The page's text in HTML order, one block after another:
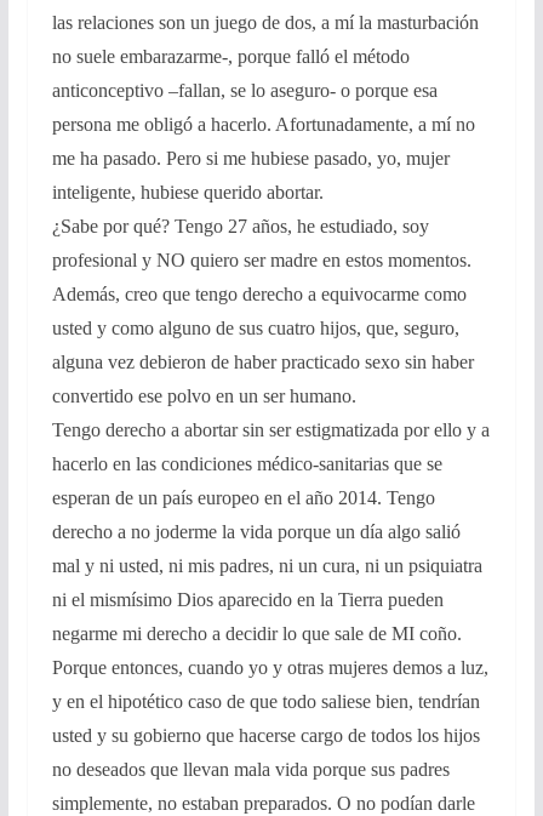
las relaciones son un juego de dos, a mí la masturbación
no suele embarazarme-, porque falló el método
anticonceptivo –fallan, se lo aseguro- o porque esa
persona me obligó a hacerlo. Afortunadamente, a mí no
me ha pasado. Pero si me hubiese pasado, yo, mujer
inteligente, hubiese querido abortar.
¿Sabe por qué? Tengo 27 años, he estudiado, soy
profesional y NO quiero ser madre en estos momentos.
Además, creo que tengo derecho a equivocarme como
usted y como alguno de sus cuatro hijos, que, seguro,
alguna vez debieron de haber practicado sexo sin haber
convertido ese polvo en un ser humano.
Tengo derecho a abortar sin ser estigmatizada por ello y a
hacerlo en las condiciones médico-sanitarias que se
esperan de un país europeo en el año 2014. Tengo
derecho a no joderme la vida porque un día algo salió
mal y ni usted, ni mis padres, ni un cura, ni un psiquiatra
ni el mismísimo Dios aparecido en la Tierra pueden
negarme mi derecho a decidir lo que sale de MI coño.
Porque entonces, cuando yo y otras mujeres demos a luz,
y en el hipotético caso de que todo saliese bien, tendrían
usted y su gobierno que hacerse cargo de todos los hijos
no deseados que llevan mala vida porque sus padres
simplemente, no estaban preparados. O no podían darle